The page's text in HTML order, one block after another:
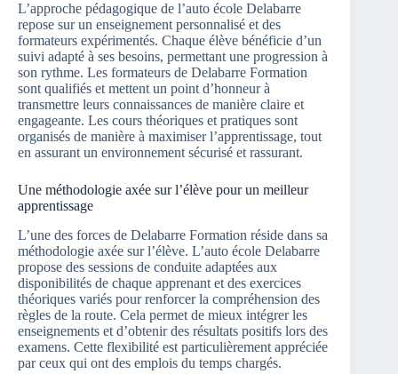
L’approche pédagogique de l’auto école Delabarre
repose sur un enseignement personnalisé et des
formateurs expérimentés. Chaque élève bénéficie d’un
suivi adapté à ses besoins, permettant une progression à
son rythme. Les formateurs de Delabarre Formation
sont qualifiés et mettent un point d’honneur à
transmettre leurs connaissances de manière claire et
engageante. Les cours théoriques et pratiques sont
organisés de manière à maximiser l’apprentissage, tout
en assurant un environnement sécurisé et rassurant.
Une méthodologie axée sur l’élève pour un meilleur
apprentissage
L’une des forces de Delabarre Formation réside dans sa
méthodologie axée sur l’élève. L’auto école Delabarre
propose des sessions de conduite adaptées aux
disponibilités de chaque apprenant et des exercices
théoriques variés pour renforcer la compréhension des
règles de la route. Cela permet de mieux intégrer les
enseignements et d’obtenir des résultats positifs lors des
examens. Cette flexibilité est particulièrement appréciée
par ceux qui ont des emplois du temps chargés.